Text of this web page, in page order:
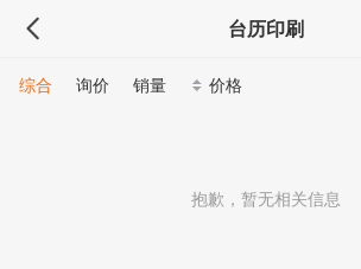
台历印刷
综合 询价 销量 价格
抱歉，暂无相关信息